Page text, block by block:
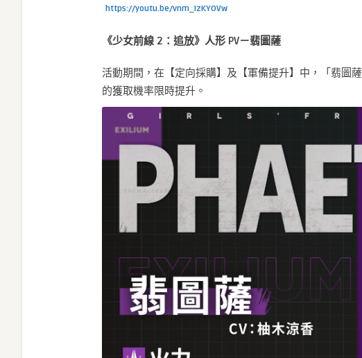
https://youtu.be/vnm_IzKYOVw
《少女前線 2：追放》人形 PV－翡圖薩
活動期間，在【定向採購】及【軍備提升】中，「翡圖
的獲取機率限時提升。